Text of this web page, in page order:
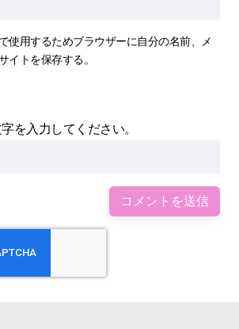
使用するためブラウザーに自分の名前、メ
イトを保存する。
を入力してください。